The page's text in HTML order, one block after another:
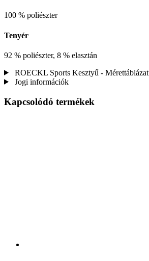
100 % poliészter
Tenyér
92 % poliészter, 8 % elasztán
ROECKL Sports Kesztyű - Mérettáblázat
Jogi információk
Kapcsolódó termékek